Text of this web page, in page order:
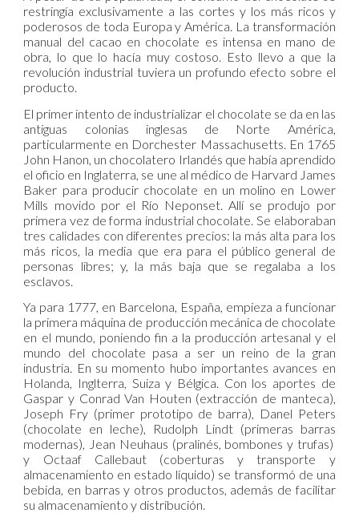
restringía exclusivamente a las cortes y los más ricos y
poderosos de toda Europa y América. La transformación
manual del cacao en chocolate es intensa en mano de
obra, lo que lo hacía muy costoso. Esto llevo a que la
revolución industrial tuviera un profundo efecto sobre el
producto.
El primer intento de industrializar el chocolate se da en las
antiguas colonias inglesas de Norte América,
particularmente en Dorchester Massachusetts. En 1765
John Hanon, un chocolatero Irlandés que había aprendido
el oficio en Inglaterra, se une al médico de Harvard James
Baker para producir chocolate en un molino en Lower
Mills movido por el Río Neponset. Allí se produjo por
primera vez de forma industrial chocolate. Se elaboraban
tres calidades con diferentes precios: la más alta para los
más ricos, la media que era para el público general de
personas libres; y, la más baja que se regalaba a los
esclavos.
Ya para 1777, en Barcelona, España, empieza a funcionar
la primera máquina de producción mecánica de chocolate
en el mundo, poniendo fin a la producción artesanal y el
mundo del chocolate pasa a ser un reino de la gran
industria. En su momento hubo importantes avances en
Holanda, Inglterra, Suiza y Bélgica. Con los aportes de
Gaspar y Conrad Van Houten (extracción de manteca),
Joseph Fry (primer prototipo de barra), Danel Peters
(chocolate en leche), Rudolph Lindt (primeras barras
modernas), Jean Neuhaus (pralinés, bombones y trufas)
y Octaaf Callebaut (coberturas y transporte y
almacenamiento en estado líquido) se transformó de una
bebida, en barras y otros productos, además de facilitar
su almacenamiento y distribución.